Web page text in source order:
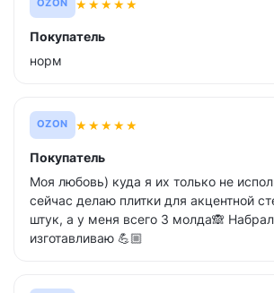
OZON ★★★★★
Покупатель
норм
OZON ★★★★★
Покупатель
Моя любовь) куда я их только не
сейчас делаю плитки для акцентной
штук, а у меня всего 3 молда🙈
изготавливаю 💪🏼